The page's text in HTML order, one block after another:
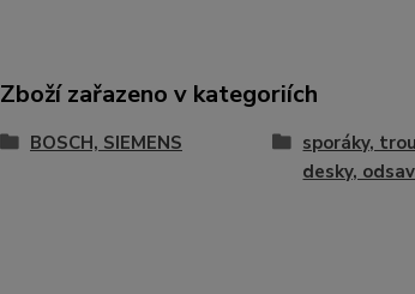
Zboží zařazeno v kategoriích
BOSCH, SIEMENS
sporáky,
desky,